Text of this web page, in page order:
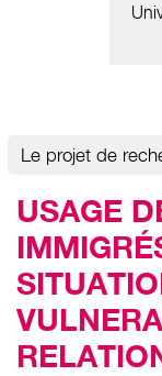
Le projet de
USAGE